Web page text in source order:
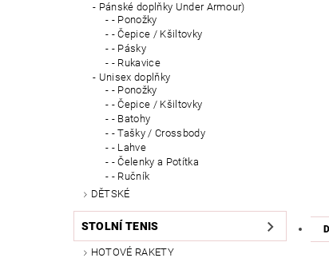
Pánské doplňky Under Armour)
- Ponožky
- Čepice / Kšiltovky
- Pásky
- Rukavice
Unisex doplňky
- Ponožky
- Čepice / Kšiltovky
- Batohy
- Tašky / Crossbody
- Lahve
- Čelenky a Potítka
- Ručník
DĚTSKÉ
STOLNÍ TENIS
HOTOVÉ RAKETY